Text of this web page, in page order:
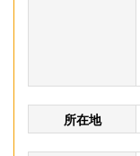
所在地